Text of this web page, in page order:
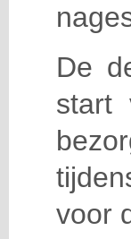
De
start
voor